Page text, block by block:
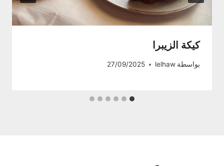
كيكة الزيبرا
بواسطة lelhaw
27/09/2025